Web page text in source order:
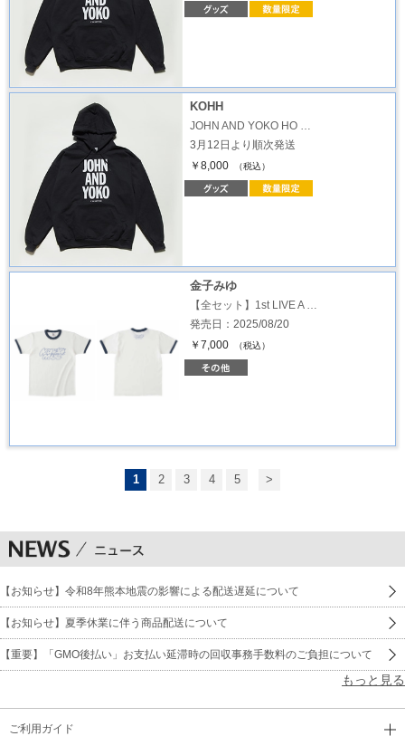
KOHH
JOHN AND YOKO HO …
3月12日より順次発送
￥8,000
（税込）
金子みゆ
【全セット】1st LIVE A …
発売日：2025/08/20
￥7,000
（税込）
1 2 3 4 5 >
【お知らせ】令和8年熊本地震の影響による配送遅延について
【お知らせ】夏季休業に伴う商品配送について
【重要】「GMO後払い」お支払い延滞時の回収事務手数料のご負担について
もっと見る
ご利用ガイド